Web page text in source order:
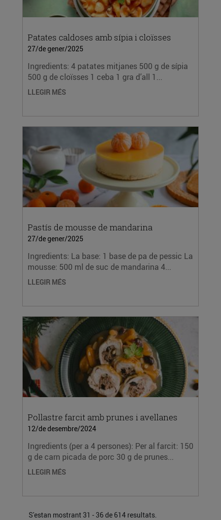
Patates caldoses amb sípia i cloïsses
27/de gener/2025
Ingredients: 4 patates mitjanes 500 g de sípia
500 g de cloïsses 1 ceba 1 gra d’all 1...
LLEGIR MÉS
Pastís de mousse de mandarina
27/de gener/2025
Ingredients: La base: 1 base de pa de pessic La
mousse: 500 ml de suc de mandarina 4...
LLEGIR MÉS
Pollastre farcit amb prunes i avellanes
12/de desembre/2024
Ingredients (per a 4 persones): Per al farcit: 150
g de carn picada de porc 30 g de prunes...
LLEGIR MÉS
S'estan mostrant 31 - 36 de 614 resultats.